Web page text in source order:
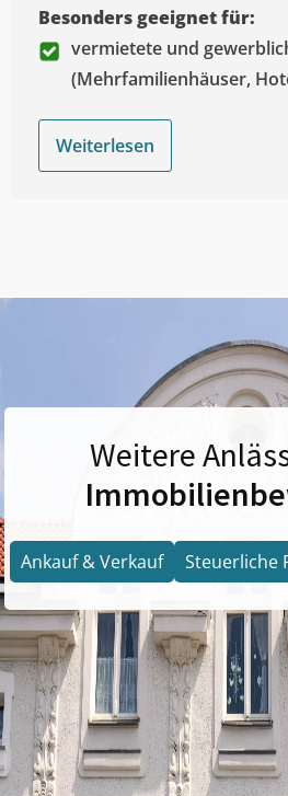
Besonders geeignet für:
vermietete und
(Mehrfamilienhäuser,
Weiterlesen
Weitere
Ankauf & Verkauf Steuerliche